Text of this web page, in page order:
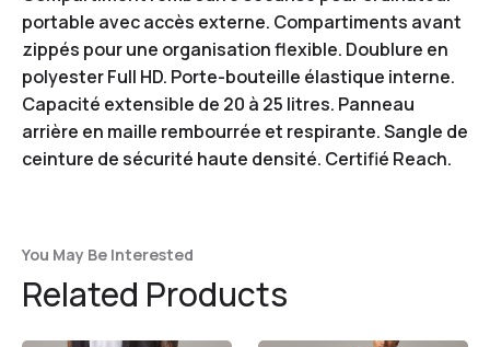
portable avec accès externe. Compartiments avant
zippés pour une organisation flexible. Doublure en
polyester Full HD. Porte-bouteille élastique interne.
Capacité extensible de 20 à 25 litres. Panneau
arrière en maille rembourrée et respirante. Sangle de
ceinture de sécurité haute densité. Certifié Reach.
You May Be Interested
Related Products